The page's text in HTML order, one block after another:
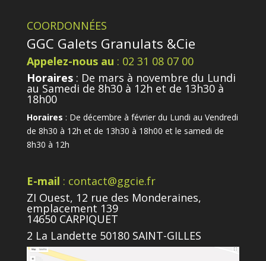
COORDONNÉES
GGC Galets Granulats &Cie
Appelez-nous au : 02 31 08 07 00
Horaires: De mars à novembre du Lundi
au Samedi de 8h30 à 12h et de 13h30 à
18h00
Horaires : De décembre à février du Lundi au Vendredi
de 8h30 à 12h et de 13h30 à 18h00 et le samedi de
8h30 à 12h
E-mail : contact@ggcie.fr
ZI Ouest, 12 rue des Monderaines,
emplacement 139
14650 CARPIQUET
2 La Landette 50180 SAINT-GILLES